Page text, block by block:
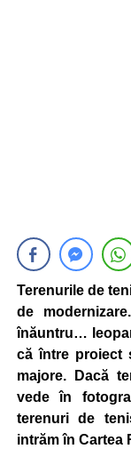
Terenurile de
de
înăuntru…
că între proiect
majore. Dacă
vede în
terenuri de
intrăm în Cartea